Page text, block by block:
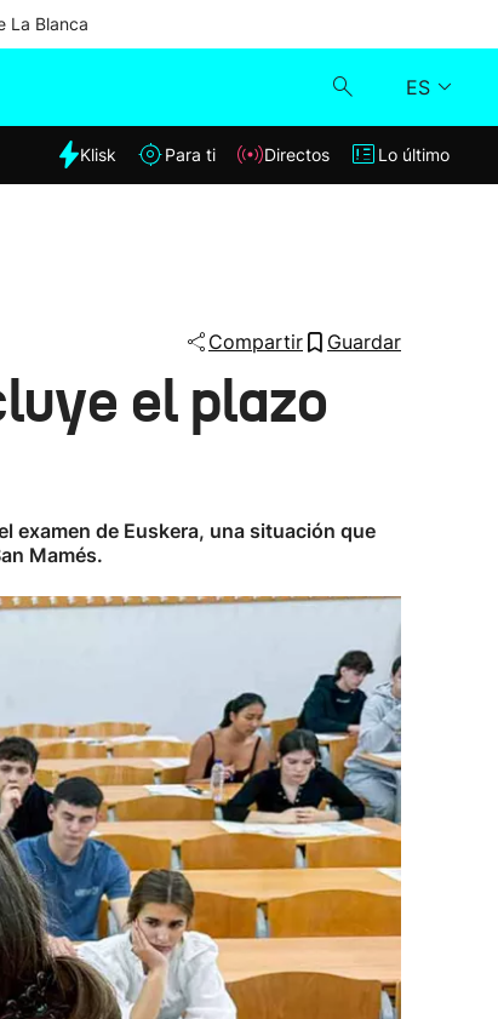
La Blanca
ES
Klisk
Klisk Para ti Directos Lo último
Compartir Guardar
el plazo
examen de Euskera, una situación que
Mamés.